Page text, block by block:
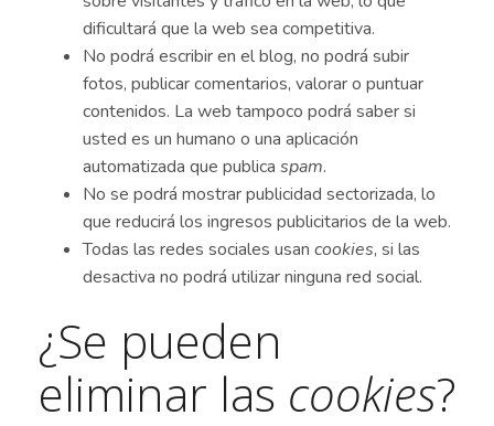
dificultará que la web sea competitiva.
No podrá escribir en el blog, no podrá subir
fotos, publicar comentarios, valorar o puntuar
contenidos. La web tampoco podrá saber si
usted es un humano o una aplicación
automatizada que publica spam.
No se podrá mostrar publicidad sectorizada, lo
que reducirá los ingresos publicitarios de la web.
Todas las redes sociales usan cookies, si las
desactiva no podrá utilizar ninguna red social.
¿Se pueden
eliminar las cookies?